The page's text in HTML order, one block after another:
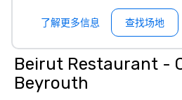
了解更多信息 查找场地
Beirut Restaurant -
Beyrouth